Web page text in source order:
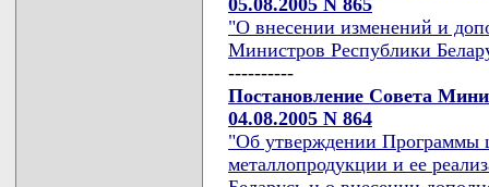
05.08.2005 N 865
"О внесении изменений и
Министров Республики
----------
Постановление Совета
04.08.2005 N 864
"Об утверждении Программы
металлопродукции и ее